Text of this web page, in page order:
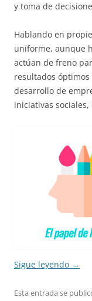
y toma de
Hablando en
uniforme, aunque
actúan de freno
resultados
desarrollo de
iniciativas sociales,
Sigue leyendo →
Esta entrada se